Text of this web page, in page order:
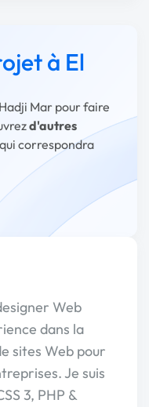
à El
Mar pour faire
d'autres
correspondra
Web
dans la
sites Web pour
Je suis
3, PHP &